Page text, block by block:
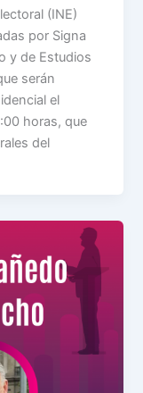
(INE)
por Signa
y de Estudios
serán
el
horas, que
del